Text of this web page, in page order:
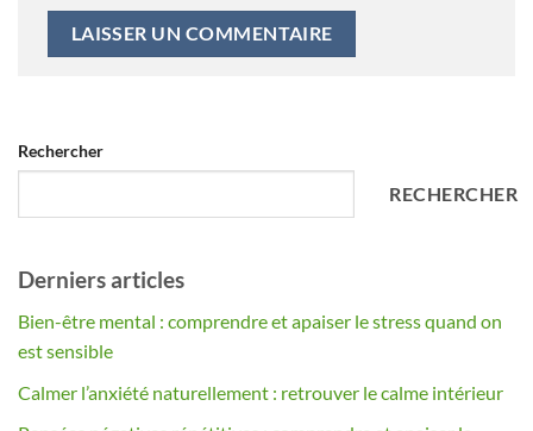
Rechercher
RECHERCHER
Derniers articles
Bien-être mental : comprendre et apaiser le stress quand on
est sensible
Calmer l’anxiété naturellement : retrouver le calme intérieur